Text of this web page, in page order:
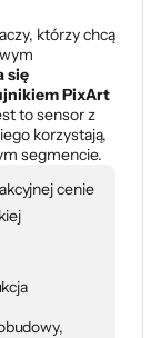
którzy chcą
się
PixArt
to sensor z
korzystają,
segmencie.
cenie